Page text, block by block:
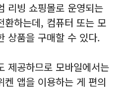
리빙 쇼핑몰로 운영되는
환하는데, 컴퓨터 또는 모
상품을 구매할 수 있다.
제공하므로 모바일에서는
켄 앱을 이용하는 게 편의